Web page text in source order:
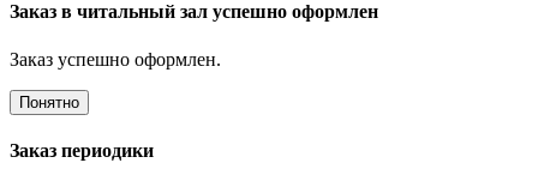
Заказ в читальный зал успешно оформлен
Заказ успешно оформлен.
Понятно
Заказ периодики